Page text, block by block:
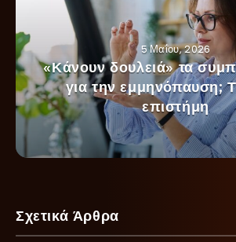
5 Μαΐου, 2026
«Κάνουν δουλειά» τα
για την εμμηνόπαυση;
επιστήμη
Σχετικά Άρθρα